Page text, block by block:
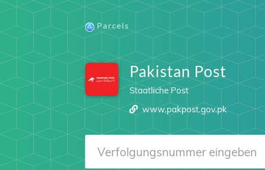
Parcels
Pakistan Post
Staatliche Post
www.pakpost.gov.pk